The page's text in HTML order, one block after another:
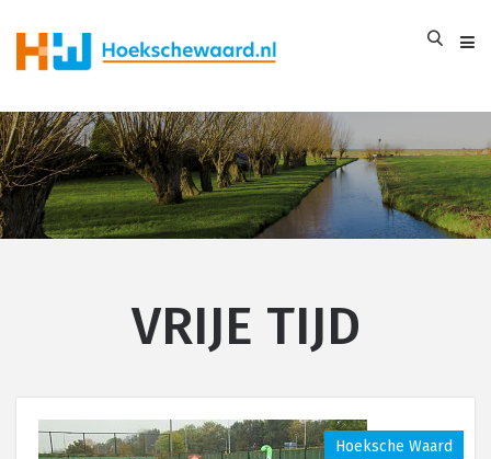
VRIJE TIJD
Hoeksche Waard